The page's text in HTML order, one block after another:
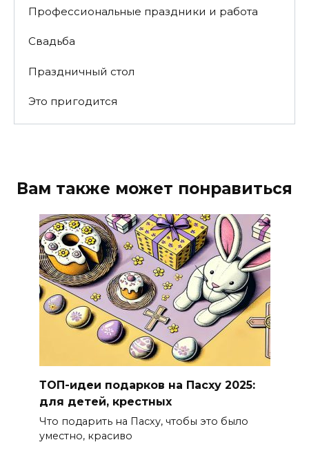
Профессиональные праздники и работа
Свадьба
Праздничный стол
Это пригодится
Вам также может понравиться
ТОП-идеи подарков на Пасху 2025:
для детей, крестных
Что подарить на Пасху, чтобы это было
уместно, красиво